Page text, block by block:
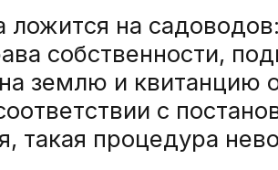
ложится на садоводов:
собственности,
землю и квитанцию
с
такая процедура